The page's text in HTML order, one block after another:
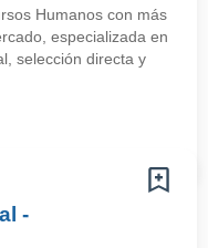
Humanos con más
especializada en
selección directa y
-